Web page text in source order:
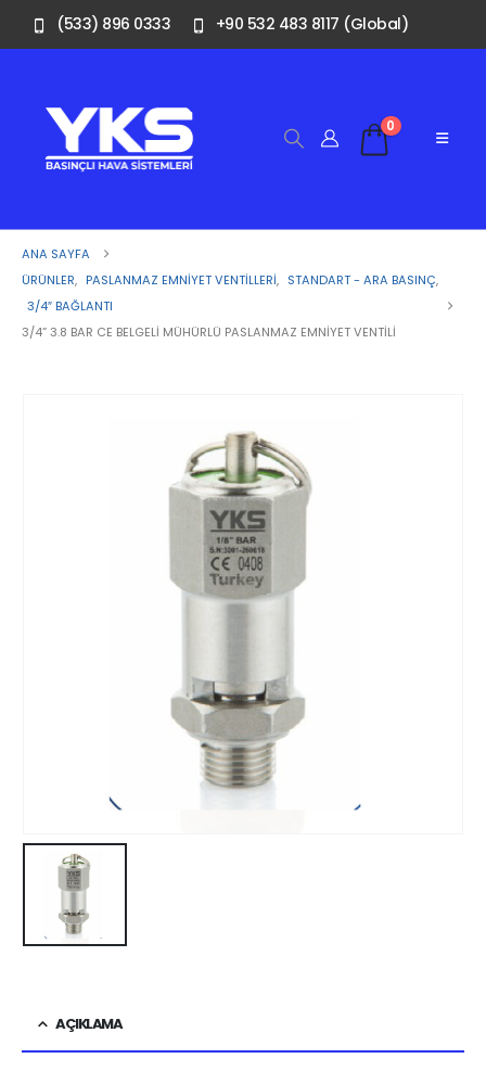
(533) 896 0333 +90 532 483 8117 (Global)
0
ANA SAYFA
ÜRÜNLER, PASLANMAZ EMNIYET VENTILLERI, STANDART - ARA BASINÇ,
3/4″ BAĞLANTI
3/4” 3.8 BAR CE BELGELI MÜHÜRLÜ PASLANMAZ EMNIYET VENTILI
AÇIKLAMA